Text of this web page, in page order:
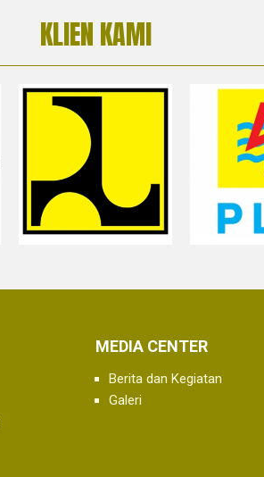
KLIEN KAMI
MEDIA CENTER
Berita dan Kegiatan
Galeri